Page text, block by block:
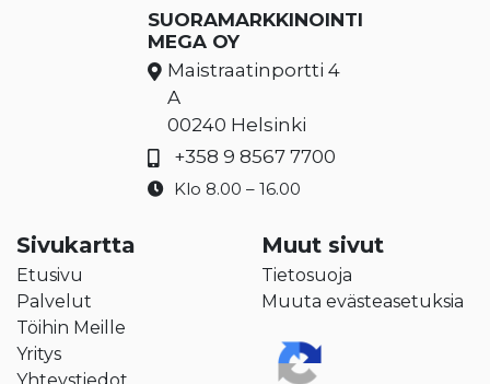
SUORAMARKKINOINTI
MEGA OY
Maistraatinportti 4
A
00240 Helsinki
+358 9 8567 7700
Klo 8.00 – 16.00
Sivukartta
Etusivu
Palvelut
Töihin Meille
Yritys
Muut sivut
Tietosuoja
Muuta evästeasetuksia